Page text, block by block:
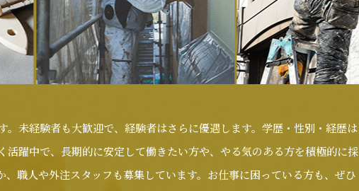
未経験者も大歓迎で、経験者はさらに優遇します。学歴・性別・経歴は
躍中で、長期的に安定して働きたい方や、やる気のある方を積極的に採
職人や外注スタッフも募集しています。お仕事に困っている方も、ぜひ